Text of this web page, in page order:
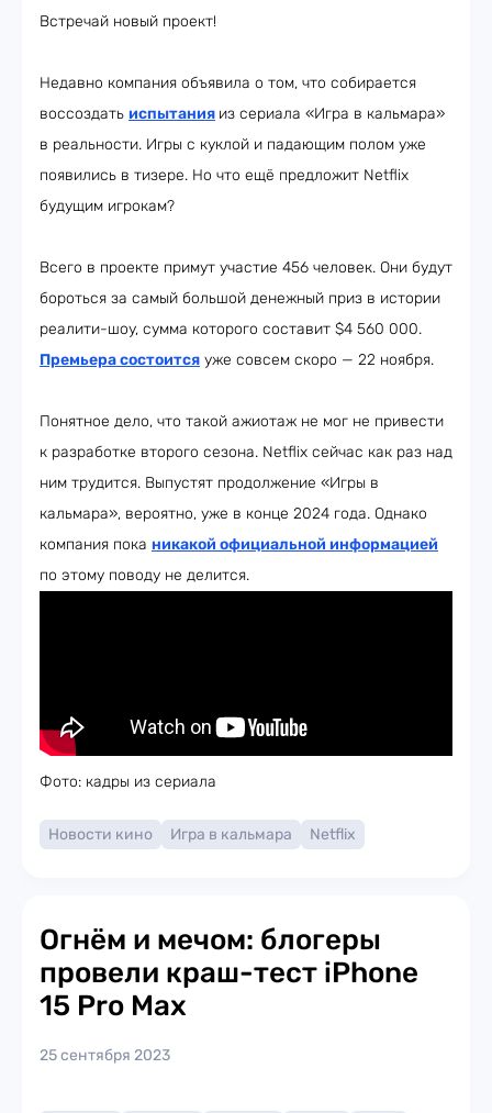
Встречай новый проект!
Недавно компания объявила о том, что собирается
воссоздать испытания из сериала «Игра в кальмара»
в реальности. Игры с куклой и падающим полом уже
появились в тизере. Но что ещё предложит Netflix
будущим игрокам?
Всего в проекте примут участие 456 человек. Они будут
бороться за самый большой денежный приз в истории
реалити-шоу, сумма которого составит $4 560 000.
Премьера состоится уже совсем скоро — 22 ноября.
Понятное дело, что такой ажиотаж не мог не привести
к разработке второго сезона. Netflix сейчас как раз над
ним трудится. Выпустят продолжение «Игры в
кальмара», вероятно, уже в конце 2024 года. Однако
компания пока никакой официальной информацией
по этому поводу не делится.
Фото: кадры из сериала
Новости кино Игра в кальмара Netflix
Огнём и мечом: блогеры
провели краш-тест iPhone
15 Pro Max
25 сентября 2023